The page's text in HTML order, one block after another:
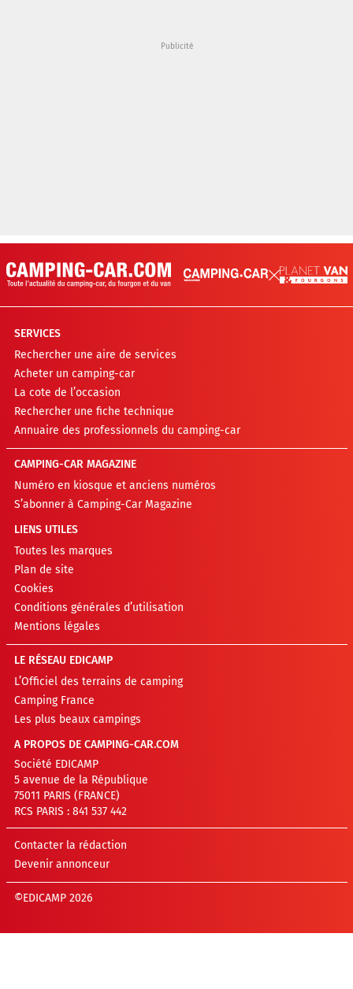
SERVICES
Rechercher une aire de services
Acheter un camping-car
La cote de l’occasion
Rechercher une fiche technique
Annuaire des professionnels du camping-car
CAMPING-CAR MAGAZINE
Numéro en kiosque et anciens numéros
S’abonner à Camping-Car Magazine
LIENS UTILES
Toutes les marques
Plan de site
Cookies
Conditions générales d’utilisation
Mentions légales
LE RÉSEAU EDICAMP
L’Officiel des terrains de camping
Camping France
Les plus beaux campings
A PROPOS DE CAMPING-CAR.COM
Société EDICAMP
5 avenue de la République
75011 PARIS (FRANCE)
RCS PARIS : 841 537 442
Contacter la rédaction
Devenir annonceur
©EDICAMP 2026